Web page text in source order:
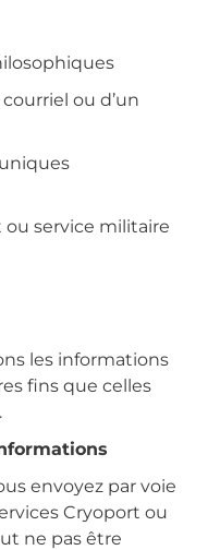
ou d’un
service militaire
les informations
fins que celles
envoyez par voie
Cryoport ou
ne pas être